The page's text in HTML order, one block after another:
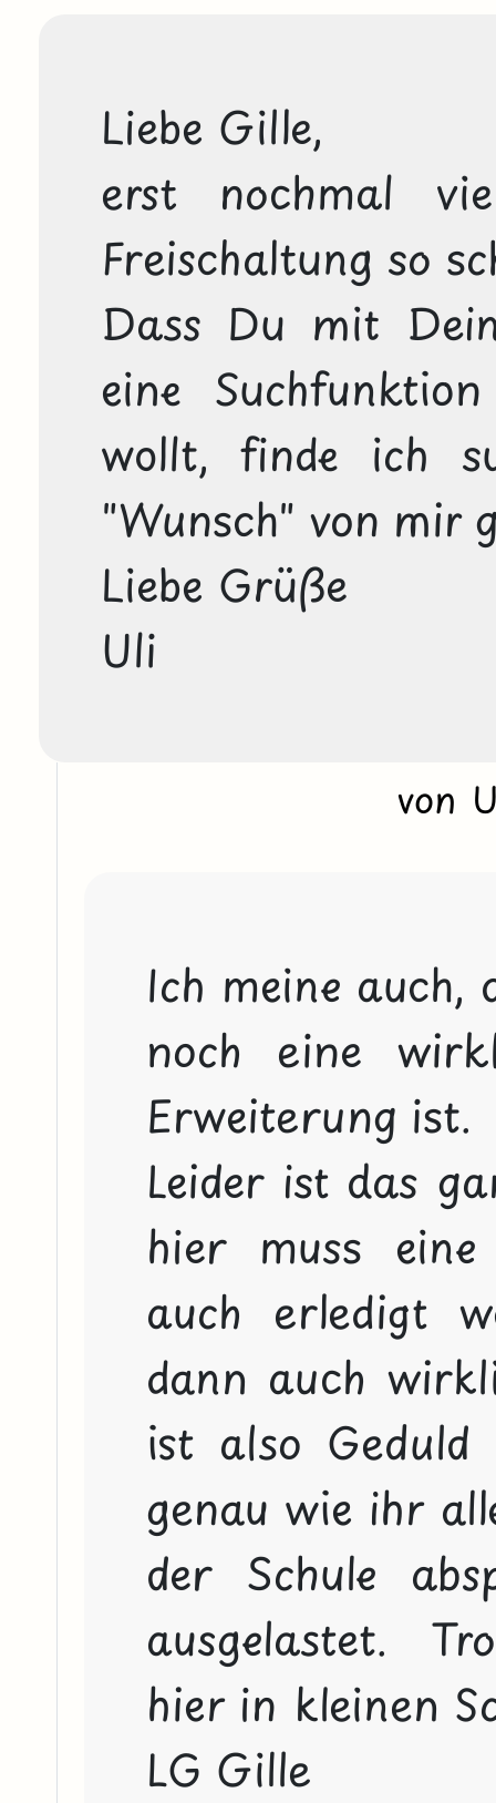
Liebe Gille,
erst nochmal
Freischaltung so
Dass Du mit
eine
wollt, finde ich
"Wunsch" von mir
Liebe Grüße
Uli
von
Ich meine auch,
noch eine
Erweiterung ist.
Leider ist das
hier muss
auch erledigt
dann auch
ist also
genau wie ihr
der Schule
ausgelastet.
hier in kleinen
LG Gille